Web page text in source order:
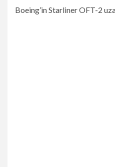
Boeing’in Starliner OFT-2